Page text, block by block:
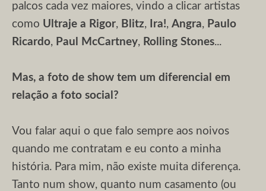
palcos cada vez maiores, vindo a clicar artistas
como Ultraje a Rigor, Blitz, Ira!, Angra, Paulo
Ricardo, Paul McCartney, Rolling Stones...
Mas, a foto de show tem um diferencial em
relação a foto social?
Vou falar aqui o que falo sempre aos noivos
quando me contratam e eu conto a minha
história. Para mim, não existe muita diferença.
Tanto num show, quanto num casamento (ou